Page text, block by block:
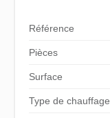
Référence
Pièces
Surface
Type de chauffage